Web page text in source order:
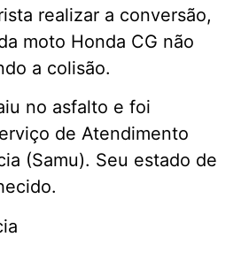
realizar a conversão,
moto Honda CG não
a colisão.
no asfalto e foi
de Atendimento
(Samu). Seu estado de